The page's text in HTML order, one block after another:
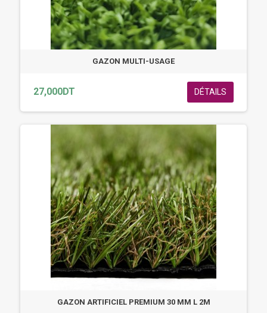
GAZON MULTI-USAGE
27,000DT DÉTAILS
GAZON ARTIFICIEL PREMIUM 30 MM L 2M